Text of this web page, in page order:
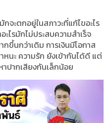
จะตกอยู่ในสภาวะที่แก้ไขอะไร
ไรมักไม่ประสบความสำเร็จ
ขึ้นกว่าเดิม การเงินมีโอกาส
นะ ความรัก ยังเข้ากันได้ดี แต่
ปากเสียงกันเล็กน้อย